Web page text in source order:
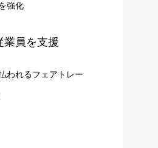
強化
業員を支援
われるフェアトレー